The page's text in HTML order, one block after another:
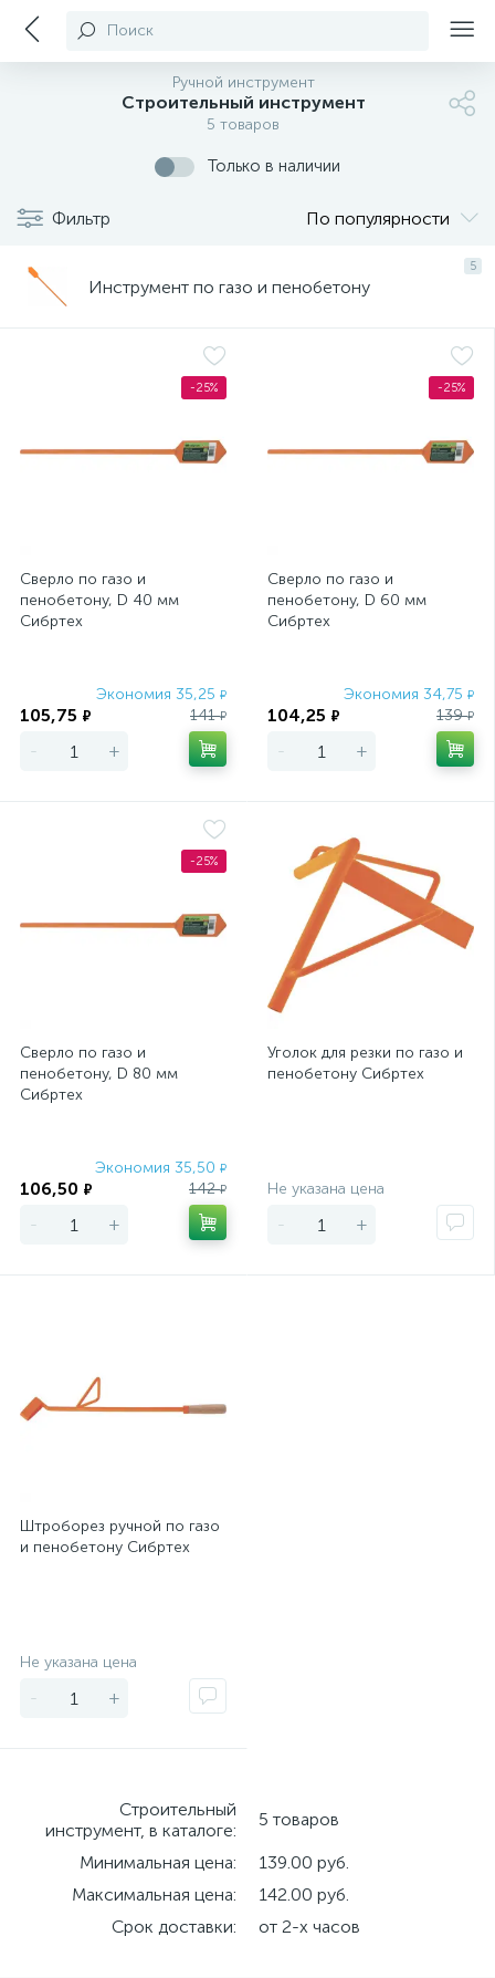
Поиск
Ручной инструмент
Строительный инструмент
5 товаров
Только в наличии
Фильтр По популярности
5
Инструмент по газо и пенобетону
-25%
Сверло по газо и
пенобетону, D 40 мм
Сибртех
Экономия 35,25 ₽
105,75 ₽ 141₽
- +
-25%
Сверло по газо и
пенобетону, D 60 мм
Сибртех
Экономия 34,75 ₽
104,25 ₽ 139₽
- +
-25%
Сверло по газо и
пенобетону, D 80 мм
Сибртех
Экономия 35,50 ₽
106,50 ₽ 142₽
- +
Уголок для резки по газо и
пенобетону Сибртех
Не указана цена
- +
Штроборез ручной по газо
и пенобетону Сибртех
Не указана цена
- +
Строительный
инструмент, в каталоге:
5 товаров
Минимальная цена:
139.00 руб.
Максимальная цена:
142.00 руб.
Срок доставки:
от 2-х часов